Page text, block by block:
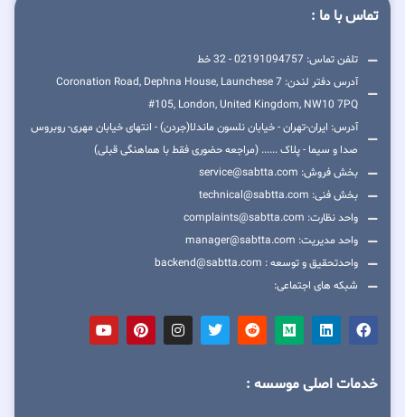
تماس با ما :
تلفن تماس: 02191094757 - 32 خط
آدرس دفتر لندن: 7 Coronation Road, Dephna House, Launchese
#105, London, United Kingdom, NW10 7PQ
آدرس: ایران-تهران - خیابان نلسون ماندلا(جردن) - انتهای خیابان مهری- روبروس
صدا و سیما - پلاک ...... (مراجعه حضوری فقط با هماهنگی قبلی)
بخش فروش: service@sabtta.com
بخش فنی: technical@sabtta.com
واحد نظارت: complaints@sabtta.com
واحد مدیریت: manager@sabtta.com
واحدتحقیق و توسعه : backend@sabtta.com
شبکه های اجتماعی:
خدمات اصلی موسسه :